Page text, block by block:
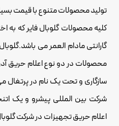
تولید محصولات متنوع با قیمت
گارانتی مادام العمر می
محصولات در دو نوع اعلام حریق
سازگاری و تحت یک نام در پرتغال
شرکت بین المللی پیشرو و یک
اعلام حریق تجهیزات در شرکت